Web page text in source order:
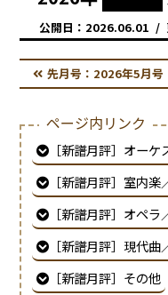
2026.06.01
先月号： 2026年5月号
ページ内リンク
［新譜月評］オーケ
［新譜月評］室内楽
［新譜月評］オペラ
［新譜月評］現代
［新譜月評］その他